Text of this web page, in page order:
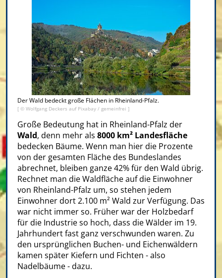
Der Wald bedeckt große Flächen in Rheinland-Pfalz.
[ © Wolfgang Deckers auf Pixabay / gemeinfrei ]
Große Bedeutung hat in Rheinland-Pfalz der
Wald, denn mehr als 8000 km² Landesfläche
bedecken Bäume. Wenn man hier die Prozente
von der gesamten Fläche des Bundeslandes
abrechnet, bleiben ganze 42% für den Wald übrig.
Rechnet man die Waldfläche auf die Einwohner
von Rheinland-Pfalz um, so stehen jedem
Einwohner dort 2.100 m² Wald zur Verfügung. Das
war nicht immer so. Früher war der Holzbedarf
für die Industrie so hoch, dass die Wälder im 19.
Jahrhundert fast ganz verschwunden waren. Zu
den ursprünglichen Buchen- und Eichenwäldern
kamen später Kiefern und Fichten - also
Nadelbäume - dazu.